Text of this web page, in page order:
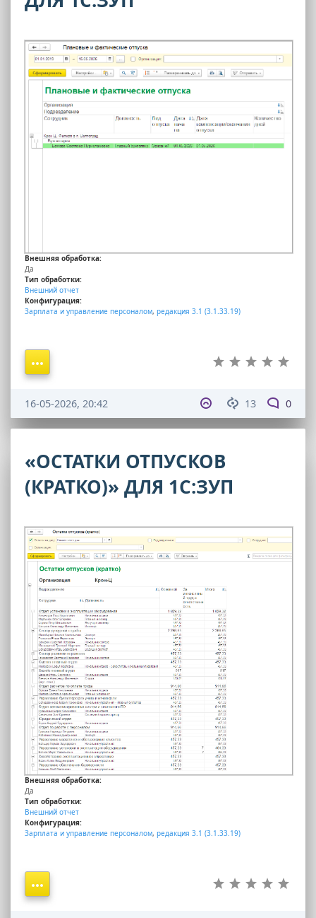
Внешняя обработка:
Да
Тип обработки:
Внешний отчет
Конфигурация:
Зарплата и управление персоналом, редакция 3.1 (3.1.33.19)
13 0
16-05-2026, 20:42
«ОСТАТКИ ОТПУСКОВ
(КРАТКО)» ДЛЯ 1С:ЗУП
Внешняя обработка:
Да
Тип обработки:
Внешний отчет
Конфигурация:
Зарплата и управление персоналом, редакция 3.1 (3.1.33.19)